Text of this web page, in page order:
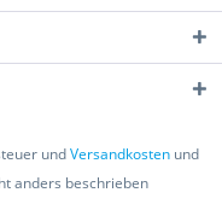
undVersandkostenund
anders beschrieben